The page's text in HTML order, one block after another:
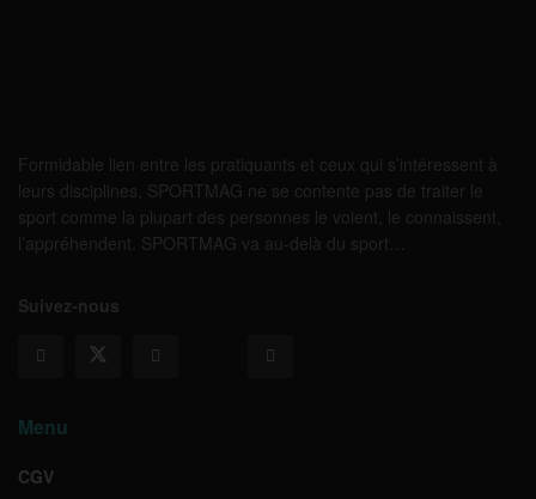
Formidable lien entre les pratiquants et ceux qui s’intéressent à
leurs disciplines, SPORTMAG ne se contente pas de traiter le
sport comme la plupart des personnes le voient, le connaissent,
l’appréhendent. SPORTMAG va au-delà du sport…
Suivez-nous
Menu
CGV